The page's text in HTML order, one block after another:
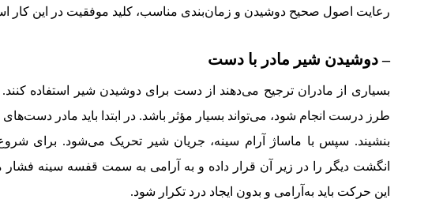
رعایت اصول صحیح دوشیدن و زمان‌بندی مناسب، کلید موفقیت در این کار
– دوشیدن شیر مادر با دست
بسیاری از مادران ترجیح می‌دهند از دست برای دوشیدن شیر استفاده
طرز درست انجام شود، می‌تواند بسیار مؤثر باشد. در ابتدا باید مادر
بنشیند. سپس با ماساژ آرام سینه، جریان شیر تحریک می‌شود. برای
انگشت دیگر را در زیر آن قرار داده و به آرامی به سمت قفسه سینه
این حرکت باید به‌آرامی و بدون ایجاد درد تکرار شود.